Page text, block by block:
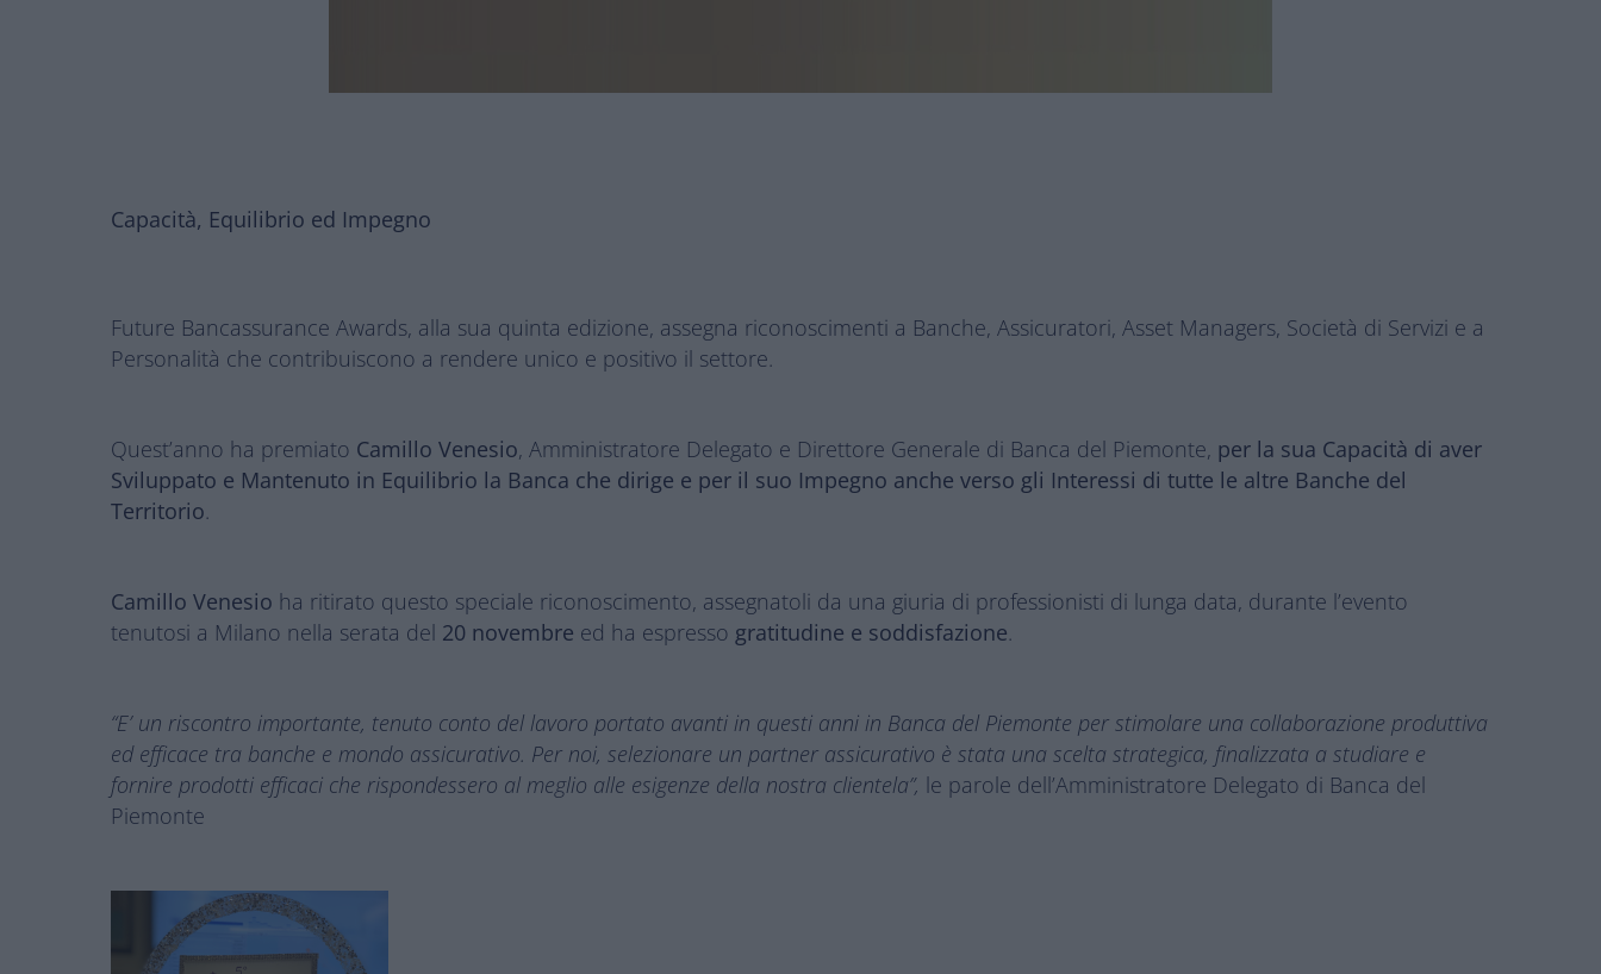
Capacità, Equilibrio ed Impegno
Future Bancassurance Awards, alla sua quinta edizione, assegna riconoscimenti a Banche, Assicuratori, Asset Managers, Società di Servizi e a
Personalità che contribuiscono a rendere unico e positivo il settore.
Quest’anno ha premiato Camillo Venesio, Amministratore Delegato e Direttore Generale di Banca del Piemonte, per la sua Capacità di aver
Sviluppato e Mantenuto in Equilibrio la Banca che dirige e per il suo Impegno anche verso gli Interessi di tutte le altre Banche del
Territorio.
Camillo Venesio ha ritirato questo speciale riconoscimento, assegnatoli da una giuria di professionisti di lunga data, durante l’evento
tenutosi a Milano nella serata del 20 novembre ed ha espresso gratitudine e soddisfazione.
“E’ un riscontro importante, tenuto conto del lavoro portato avanti in questi anni in Banca del Piemonte per stimolare una collaborazione produttiva
ed efficace tra banche e mondo assicurativo. Per noi, selezionare un partner assicurativo è stata una scelta strategica, finalizzata a studiare e
fornire prodotti efficaci che rispondessero al meglio alle esigenze della nostra clientela”, le parole dell’Amministratore Delegato di Banca del
Piemonte